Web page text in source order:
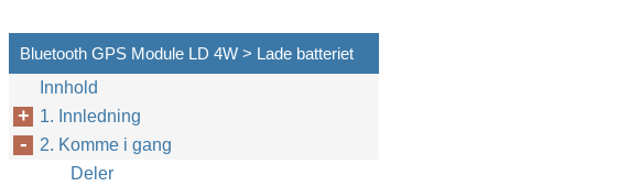
Bluetooth GPS Module LD 4W > Lade batteriet
Innhold
1. Innledning
2. Komme i gang
Deler